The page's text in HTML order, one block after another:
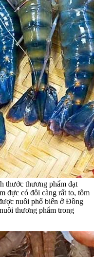
thước thương phẩm đạt
đực có đôi càng rất to, tôm
nuôi phổ biến ở Đồng
thương phẩm trong